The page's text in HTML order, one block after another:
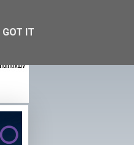
GOT IT